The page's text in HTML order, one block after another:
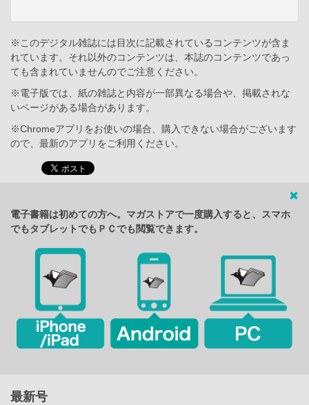
※このデジタル雑誌には目次に記載されているコンテンツが含ま
れています。それ以外のコンテンツは、本誌のコンテンツであっ
ても含まれていませんのでご注意ください。
※電子版では、紙の雑誌と内容が一部異なる場合や、掲載されな
いページがある場合があります。
※Chromeアプリをお使いの場合、購入できない場合がございます
ので、最新のアプリをご利用ください。
電子書籍は初めての方へ。マガストアで一度購入すると、スマホ
でもタブレットでもＰＣでも閲覧できます。
最新号